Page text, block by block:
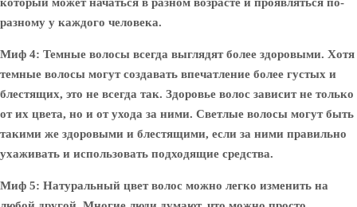
разному у каждого человека.
Миф 4: Темные волосы всегда выглядят более здоровыми. Хотя
темные волосы могут создавать впечатление более густых и
блестящих, это не всегда так. Здоровье волос зависит не только
от их цвета, но и от ухода за ними. Светлые волосы могут быть
такими же здоровыми и блестящими, если за ними правильно
ухаживать и использовать подходящие средства.
Миф 5: Натуральный цвет волос можно легко изменить на